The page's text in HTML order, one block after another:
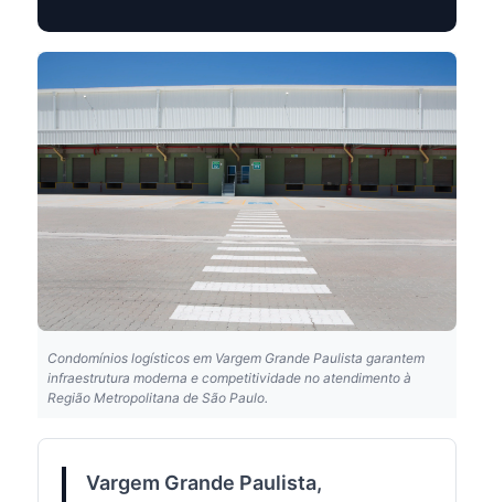
Condomínios logísticos em Vargem Grande Paulista garantem
infraestrutura moderna e competitividade no atendimento à
Região Metropolitana de São Paulo.
Vargem Grande Paulista,